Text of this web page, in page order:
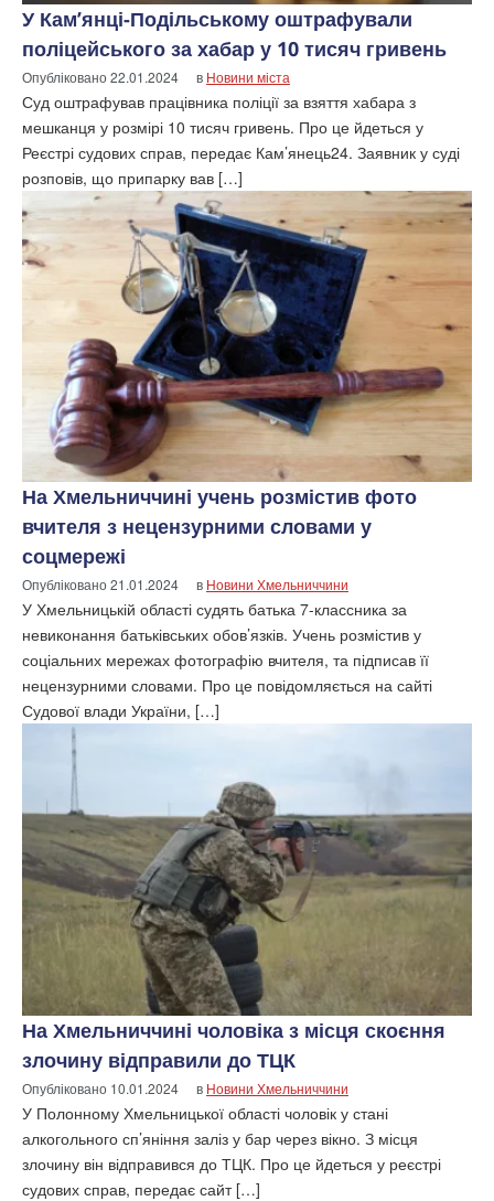
У Кам’янці-Подільському оштрафували
поліцейського за хабар у 10 тисяч гривень
Опубліковано22.01.2024 в Новини міста
Суд оштрафував працівника поліції за взяття хабара з
мешканця у розмірі 10 тисяч гривень. Про це йдеться у
Реєстрі судових справ, передає Кам’янець24. Заявник у суді
розповів, що припарку вав […]
На Хмельниччині учень розмістив фото
вчителя з нецензурними словами у
соцмережі
Опубліковано21.01.2024 в Новини Хмельниччини
У Хмельницькій області судять батька 7-классника за
невиконання батьківських обов’язків. Учень розмістив у
соціальних мережах фотографію вчителя, та підписав її
нецензурними словами. Про це повідомляється на сайті
Судової влади України, […]
На Хмельниччині чоловіка з місця скоєння
злочину відправили до ТЦК
Опубліковано 10.01.2024 в Новини Хмельниччини
У Полонному Хмельницької області чоловік у стані
алкогольного сп’яніння заліз у бар через вікно. З місця
злочину він відправився до ТЦК. Про це йдеться у реєстрі
судових справ, передає сайт […]